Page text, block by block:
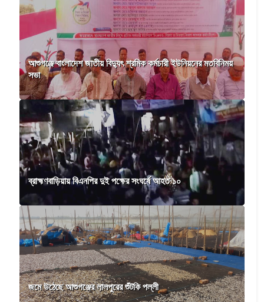
আশুগঞ্জে বাংলাদেশ জাতীয় বিদ্যুৎ শ্রমিক কর্মচারী ইউনিয়নের মতবিনিময়
সভা
ব্রাহ্মণবাড়িয়ায় বিএনপির দুই পক্ষের সংঘর্ষে আহত ১০
জমে উঠেছে আশুগঞ্জের লালপুরের শুঁটকি পল্লী